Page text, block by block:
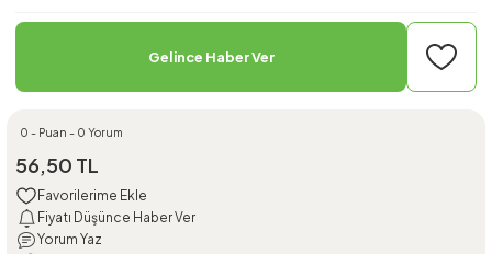
Gelince Haber Ver
0 - Puan - 0 Yorum
56,50 TL
Fiyatı Düşünce Haber Ver
Yorum Yaz